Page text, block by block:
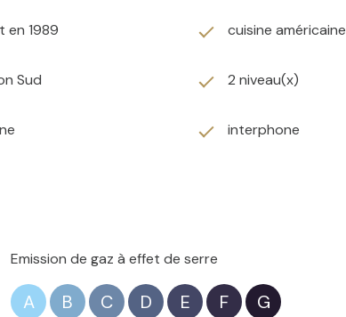
entre 1520€ et 2110€ par an
en 1989 cuisine
Sud 2 niveau(x)
interphone
Emission de gaz à effet de serre
A B C D E F G